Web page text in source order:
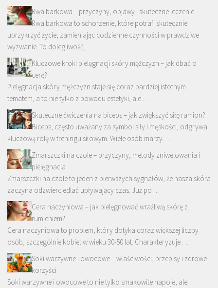
Rwa barkowa – przyczyny, objawy i skuteczne leczenie
Rwa barkowa to schorzenie, które potrafi skutecznie
uprzykrzyć życie, zamieniając codzienne czynności w prawdziwe
wyzwanie. To dolegliwość, …
Kluczowe kroki pielęgnacji skóry mężczyzn – jak dbać o
cerę?
Pielęgnacja skóry mężczyzn staje się coraz bardziej istotnym
tematem, a to nie tylko z powodu estetyki, ale …
Skuteczne ćwiczenia na biceps – jak zwiększyć siłę ramion?
Biceps, często uważany za symbol siły i męskości, odgrywa
kluczową rolę w treningu siłowym. Wiele osób marzy …
Zmarszczki na czole – przyczyny, metody zniwelowania i
pielęgnacja
Zmarszczki na czole to jeden z pierwszych sygnałów, że nasza skóra
zaczyna odzwierciedlać upływający czas. Już po …
Cera naczyniowa – jak pielęgnować wrażliwą skórę z
rumieniem?
Cera naczyniowa to problem, który dotyka coraz większej liczby
osób, szczególnie kobiet w wieku 30-50 lat. Charakteryzuje …
Soki warzywne i owocowe – właściwości, przepisy i zdrowe
korzyści
Soki warzywne i owocowe to nie tylko smakowite napoje, ale